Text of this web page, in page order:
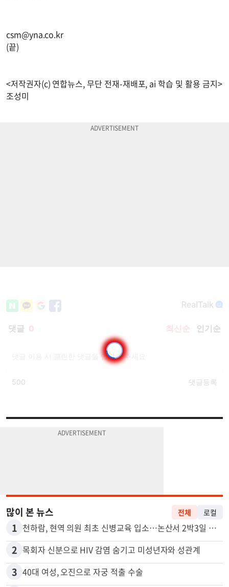
csm@yna.co.kr
(끝)
<저작권자(c) 연합뉴스, 무단 전재-재배포, ai 학습 및 활용 금지>
조성미
많이 본 뉴스
1
2 목회자 신분으로 HIV 감염 숨기고 미성년자와 성관계